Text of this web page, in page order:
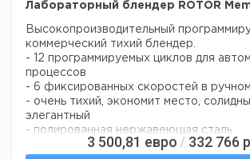
Лабораторный блендер ROTOR
Высокопроизводительный
коммерческий тихий блендер.
- 12 программируемых циклов для
процессов
- 6 фиксированных скоростей в
- очень тихий, экономит место,
элегантный
- полированная нержавеющая сталь
- легкая очистка
3 500,81 евро / 332 766